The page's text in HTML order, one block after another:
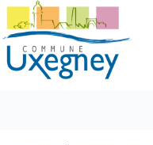
Passer
contenu